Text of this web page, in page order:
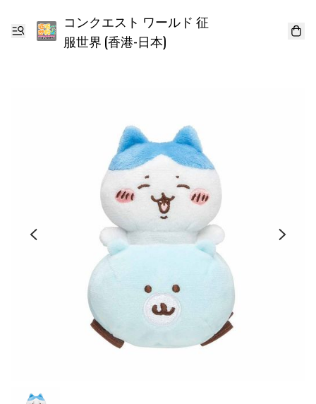
コンクエスト ワールド 征
服世界 (香港-日本)